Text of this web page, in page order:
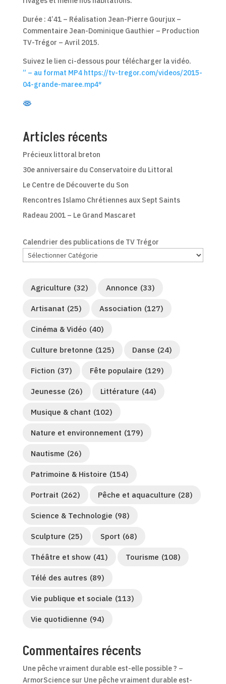
Durée : 4’41 – Réalisation Jean-Pierre Gourjux –
Commentaire Jean-Dominique Gauthier – Production
TV-Trégor – Avril 2015.
Suivez le lien ci-dessous pour télécharger la vidéo.
” – au format MP4 https://tv-tregor.com/videos/2015-
04-grande-maree.mp4″
Articles récents
Précieux littoral breton
30e anniversaire du Conservatoire du Littoral
Le Centre de Découverte du Son
Rencontres Islamo Chrétiennes aux Sept Saints
Radeau 2001 – Le Grand Mascaret
Calendrier des publications de TV Trégor
Agriculture (32) Annonce (33)
Artisanat (25) Association (127)
Cinéma & Vidéo (40)
Culture bretonne (125) Danse (24)
Fiction (37) Fête populaire (129)
Jeunesse (26) Littérature (44)
Musique & chant (102)
Nature et environnement (179)
Nautisme (26)
Patrimoine & Histoire (154)
Portrait (262) Pêche et aquaculture (28)
Science & Technologie (98)
Sculpture (25) Sport (68)
Théâtre et show (41) Tourisme (108)
Télé des autres (89)
Vie publique et sociale (113)
Vie quotidienne (94)
Commentaires récents
Une pêche vraiment durable est-elle possible ? –
ArmorSciencesur Une pêche vraiment durable est-